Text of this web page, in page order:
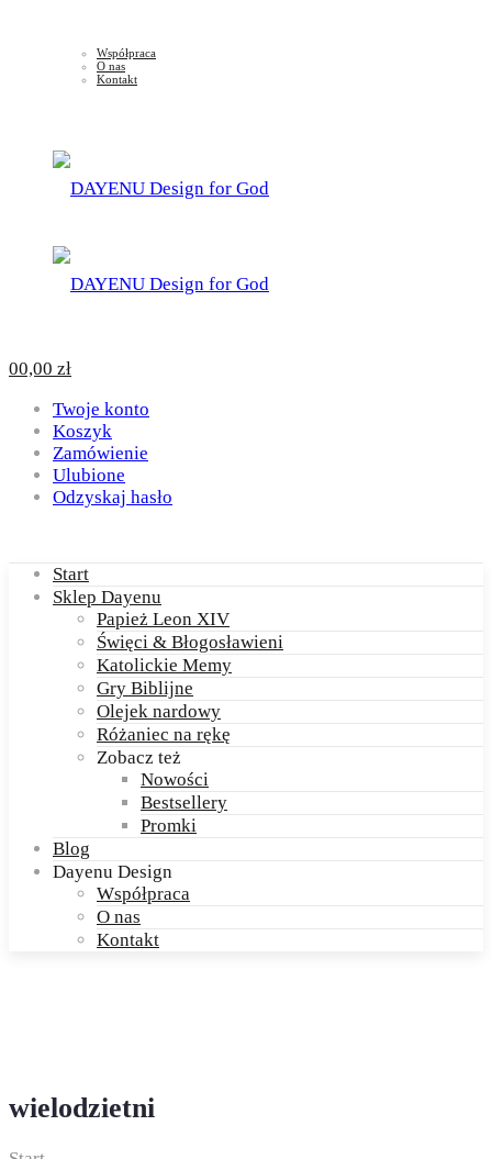
Współpraca
O nas
Kontakt
00,00 zł
Twoje konto
Koszyk
Zamówienie
Ulubione
Odzyskaj hasło
Start
Sklep Dayenu
Papież Leon XIV
Święci & Błogosławieni
Katolickie Memy
Gry Biblijne
Olejek nardowy
Różaniec na rękę
Zobacz też
Nowości
Bestsellery
Promki
Blog
Dayenu Design
Współpraca
O nas
Kontakt
wielodzietni